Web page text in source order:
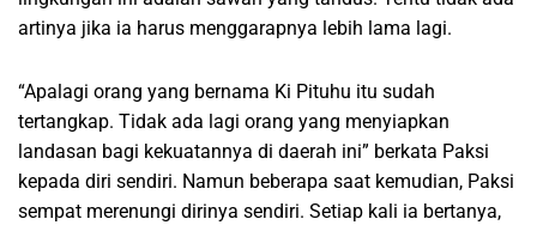
artinya jika ia harus menggarapnya lebih lama lagi.
“Apalagi orang yang bernama Ki Pituhu itu sudah
tertangkap. Tidak ada lagi orang yang menyiapkan
landasan bagi kekuatannya di daerah ini” berkata Paksi
kepada diri sendiri. Namun beberapa saat kemudian, Paksi
sempat merenungi dirinya sendiri. Setiap kali ia bertanya,